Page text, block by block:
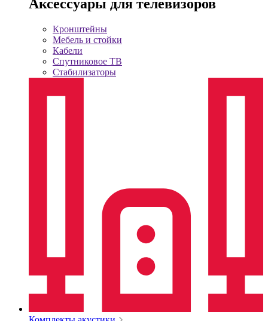
Аксессуары для телевизоров
Кронштейны
Мебель и стойки
Кабели
Спутниковое ТВ
Стабилизаторы